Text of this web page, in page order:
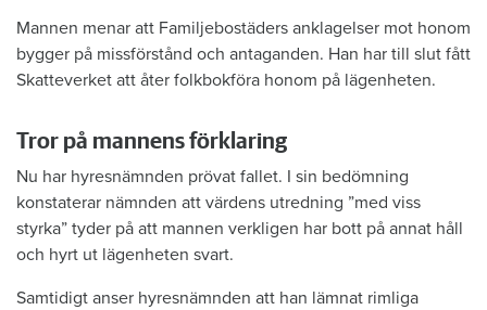
Mannen menar att Familjebostäders anklagelser mot honom
bygger på missförstånd och antaganden. Han har till slut fått
Skatteverket att åter folkbokföra honom på lägenheten.
Tror på mannens förklaring
Nu har hyresnämnden prövat fallet. I sin bedömning
konstaterar nämnden att värdens utredning ”med viss
styrka” tyder på att mannen verkligen har bott på annat håll
och hyrt ut lägenheten svart.
Samtidigt anser hyresnämnden att han lämnat rimliga